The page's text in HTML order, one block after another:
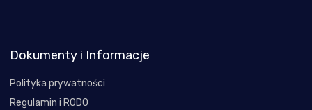
Dokumenty i Informacje
Polityka prywatności
Regulamin i RODO